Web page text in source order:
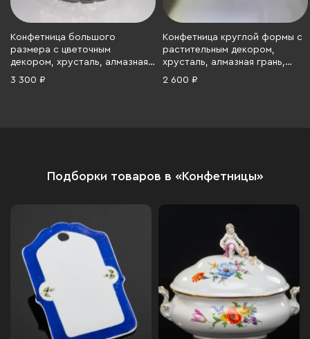
Конфетница большого
размера с цветочным
декором, хрусталь, алмазная
грань, СССР, 1970-1990 гг.
3 300 ₽
Конфетница круглой формы с
растительным декором,
хрусталь, алмазная грань,
СССР, 1970-1990 гг.
2 600 ₽
Подборки товаров в «Конфетницы»